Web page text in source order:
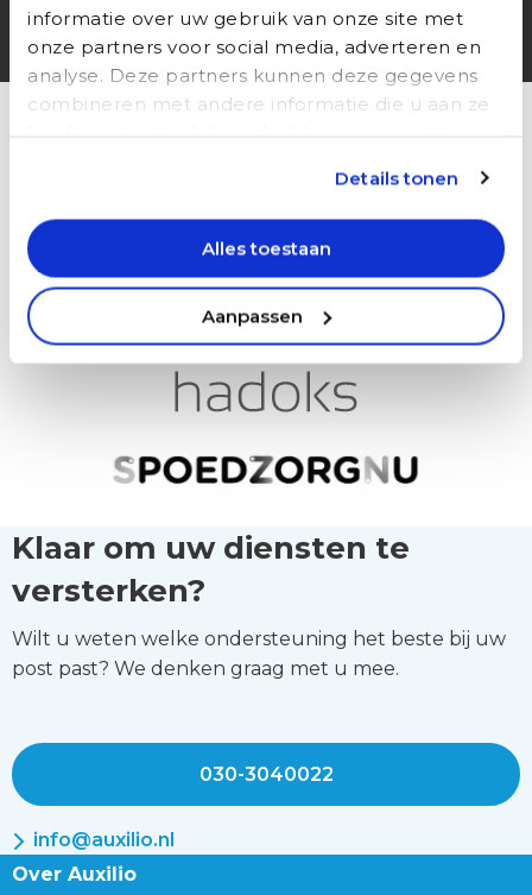
informatie over uw gebruik van onze site met
onze partners voor social media, adverteren en
analyse. Deze partners kunnen deze gegevens
combineren met andere informatie die u aan ze
Details tonen
Alles toestaan
Aanpassen
zorgen over bezetting”
Samenwerkingen
Ga
naar
Huisartsenposten
Oost
Brabant
Ga
naar
Ga
SpoedzorgNU
Klaar om uw diensten te
versterken?
Wilt u weten welke ondersteuning het beste bij uw
post past? We denken graag met u mee.
030-3040022
info@auxilio.nl
Over Auxilio